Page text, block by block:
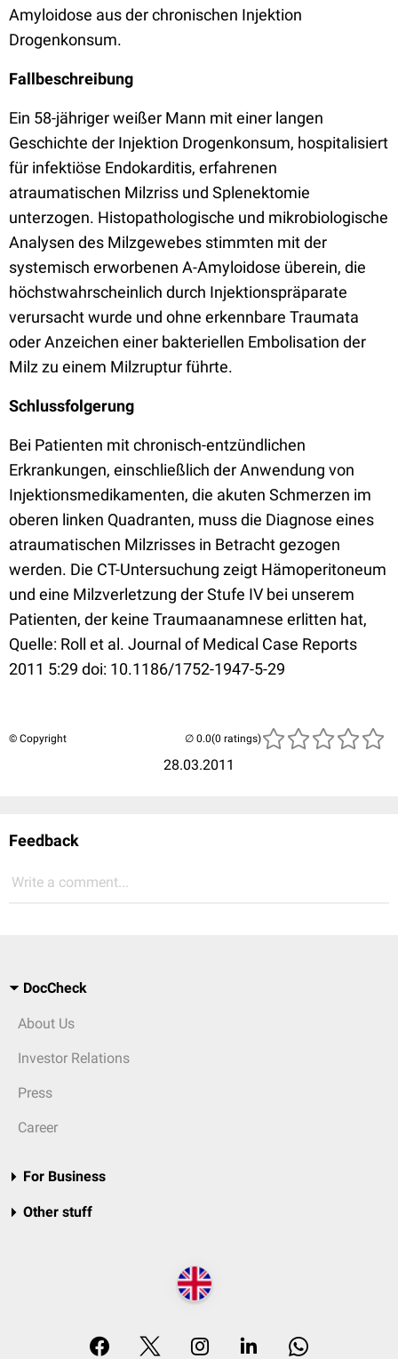
Amyloidose aus der chronischen Injektion
Drogenkonsum.
Fallbeschreibung
Ein 58-jähriger weißer Mann mit einer langen
Geschichte der Injektion Drogenkonsum, hospitalisiert
für infektiöse Endokarditis, erfahrenen
atraumatischen Milzriss und Splenektomie
unterzogen. Histopathologische und mikrobiologische
Analysen des Milzgewebes stimmten mit der
systemisch erworbenen A-Amyloidose überein, die
höchstwahrscheinlich durch Injektionspräparate
verursacht wurde und ohne erkennbare Traumata
oder Anzeichen einer bakteriellen Embolisation der
Milz zu einem Milzruptur führte.
Schlussfolgerung
Bei Patienten mit chronisch-entzündlichen
Erkrankungen, einschließlich der Anwendung von
Injektionsmedikamenten, die akuten Schmerzen im
oberen linken Quadranten, muss die Diagnose eines
atraumatischen Milzrisses in Betracht gezogen
werden. Die CT-Untersuchung zeigt Hämoperitoneum
und eine Milzverletzung der Stufe IV bei unserem
Patienten, der keine Traumaanamnese erlitten hat,
Quelle: Roll et al. Journal of Medical Case Reports
2011 5:29 doi: 10.1186/1752-1947-5-29
© Copyright
28.03.2011
(0 ratings)
Feedback
Write a comment...
DocCheck
About Us
Investor Relations
Press
Career
For Business
Other stuff